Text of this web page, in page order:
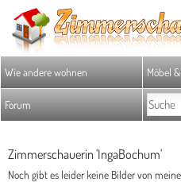
Wie andere wohnen Möbel
Forum
Zimmerschauerin 'IngaBochum'
Noch gibt es leider keine Bilder von